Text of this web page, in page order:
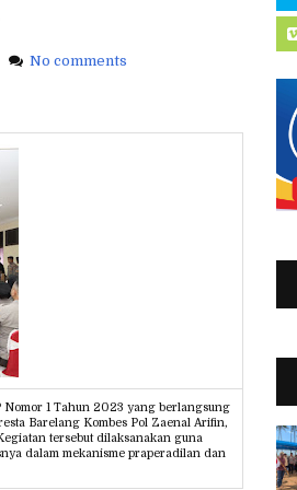
No comments
1 Tahun 2023 yang berlangsung
Barelang Kombes Pol Zaenal Arifin,
tersebut dilaksanakan guna
dalam mekanisme praperadilan dan
t
e